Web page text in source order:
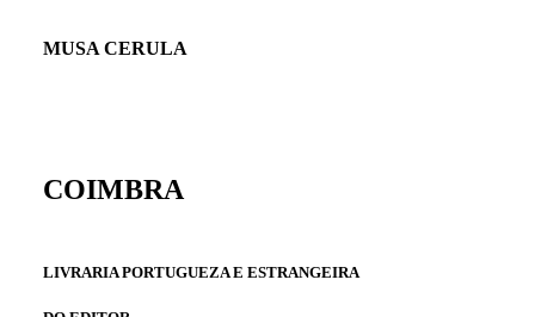
MUSA CERULA
COIMBRA
LIVRARIA PORTUGUEZA E ESTRANGEIRA